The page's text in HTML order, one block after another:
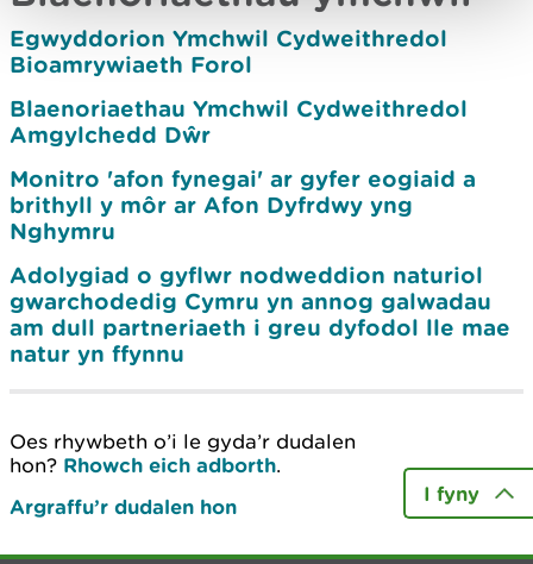
Egwyddorion Ymchwil Cydweithredol
Bioamrywiaeth Forol
Blaenoriaethau Ymchwil Cydweithredol
Amgylchedd Dŵr
Monitro 'afon fynegai' ar gyfer eogiaid a
brithyll y môr ar Afon Dyfrdwy yng
Nghymru
Adolygiad o gyflwr nodweddion naturiol
gwarchodedig Cymru yn annog galwadau
am dull partneriaeth i greu dyfodol lle mae
natur yn ffynnu
Oes rhywbeth o’i le gyda’r dudalen
hon? Rhowch eich adborth.
Argraffu’r dudalen hon
I fyny